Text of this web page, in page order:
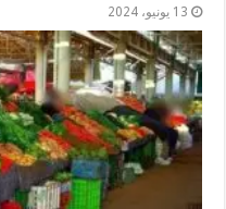
13 يونيو، 2024